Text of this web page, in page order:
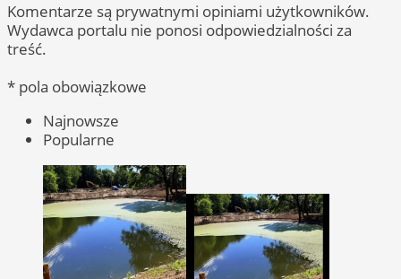
Komentarze są prywatnymi opiniami użytkowników.
Wydawca portalu nie ponosi odpowiedzialności za
treść.
* pola obowiązkowe
Najnowsze
Popularne